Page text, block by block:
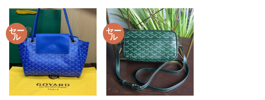
は
¥56,200
で
し
た。
格
は
¥19,980
で
す。
は
¥56,200
で
し
た。
格
は
¥18,680
で
す。
セー
ル
セー
ル